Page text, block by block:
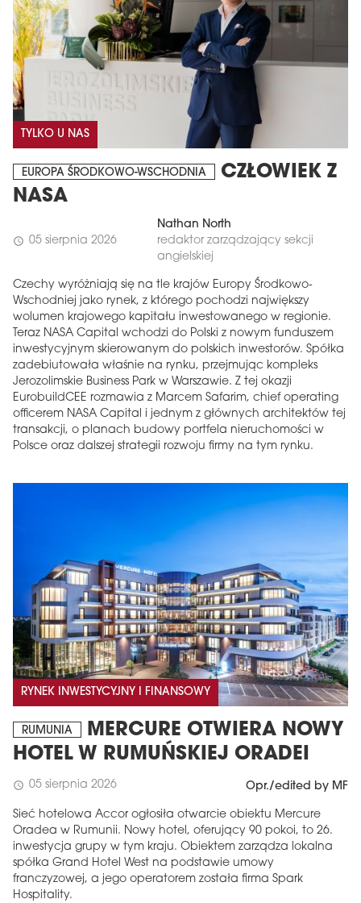
TYLKO U NAS
EUROPA ŚRODKOWO-WSCHODNIA
CZŁOWIEK Z
NASA
schedule 05 sierpnia 2026
Nathan North
redaktor zarządzający sekcji
angielskiej
Czechy wyróżniają się na tle krajów Europy Środkowo-
Wschodniej jako rynek, z którego pochodzi największy
wolumen krajowego kapitału inwestowanego w regionie.
Teraz NASA Capital wchodzi do Polski z nowym funduszem
inwestycyjnym skierowanym do polskich inwestorów. Spółka
zadebiutowała właśnie na rynku, przejmując kompleks
Jerozolimskie Business Park w Warszawie. Z tej okazji
EurobuildCEE rozmawia z Marcem Safarim, chief operating
officerem NASA Capital i jednym z głównych architektów tej
transakcji, o planach budowy portfela nieruchomości w
Polsce oraz dalszej strategii rozwoju firmy na tym rynku.
RYNEK INWESTYCYJNY I FINANSOWY
RUMUNIA
MERCURE OTWIERA NOWY
HOTEL W RUMUŃSKIEJ ORADEI
schedule 05 sierpnia 2026 Opr./edited by MF
Sieć hotelowa Accor ogłosiła otwarcie obiektu Mercure
Oradea w Rumunii. Nowy hotel, oferujący 90 pokoi, to 26.
inwestycja grupy w tym kraju. Obiektem zarządza lokalna
spółka Grand Hotel West na podstawie umowy
franczyzowej, a jego operatorem została firma Spark
Hospitality.